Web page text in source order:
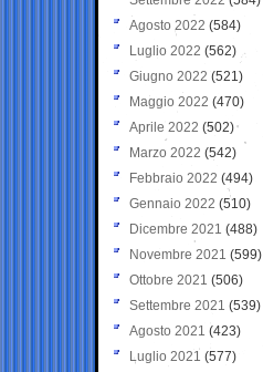
Agosto 2022 (584)
Luglio 2022 (562)
Giugno 2022 (521)
Maggio 2022 (470)
Aprile 2022 (502)
Marzo 2022 (542)
Febbraio 2022 (494)
Gennaio 2022 (510)
Dicembre 2021 (488)
Novembre 2021 (599)
Ottobre 2021 (506)
Settembre 2021 (539)
Agosto 2021 (423)
Luglio 2021 (577)